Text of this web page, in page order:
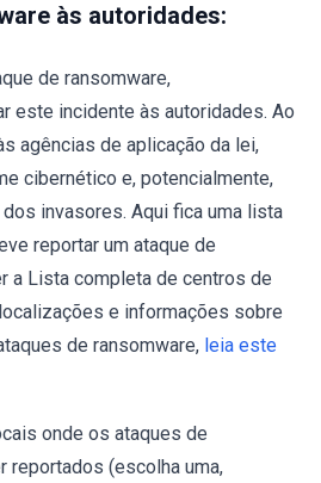
às autoridades:
de ransomware,
este incidente às autoridades. Ao
agências de aplicação da lei,
cibernético e, potencialmente,
invasores. Aqui fica uma lista
reportar um ataque de
a Lista completa de centros de
e informações sobre
de ransomware, leia este
onde os ataques de
reportados (escolha uma,